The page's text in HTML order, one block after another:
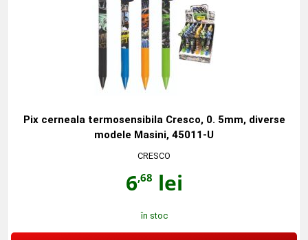
Pix cerneala termosensibila Cresco, 0. 5mm, diverse
modele Masini, 45011-U
CRESCO
6,68 lei
în stoc